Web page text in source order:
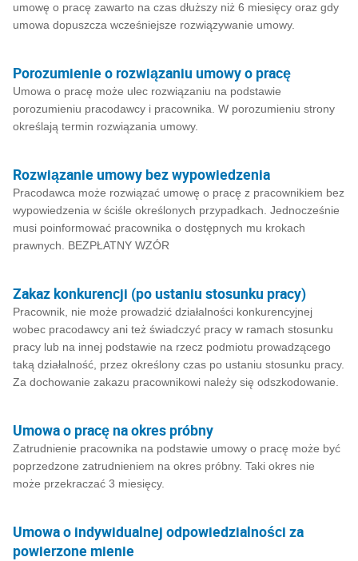
umowę o pracę zawarto na czas dłuższy niż 6 miesięcy oraz gdy
umowa dopuszcza wcześniejsze rozwiązywanie umowy.
Porozumienie o rozwiązaniu umowy o pracę
Umowa o pracę może ulec rozwiązaniu na podstawie
porozumieniu pracodawcy i pracownika. W porozumieniu strony
określają termin rozwiązania umowy.
Rozwiązanie umowy bez wypowiedzenia
Pracodawca może rozwiązać umowę o pracę z pracownikiem bez
wypowiedzenia w ściśle określonych przypadkach. Jednocześnie
musi poinformować pracownika o dostępnych mu krokach
prawnych. BEZPŁATNY WZÓR
Zakaz konkurencji (po ustaniu stosunku pracy)
Pracownik, nie może prowadzić działalności konkurencyjnej
wobec pracodawcy ani też świadczyć pracy w ramach stosunku
pracy lub na innej podstawie na rzecz podmiotu prowadzącego
taką działalność, przez określony czas po ustaniu stosunku pracy.
Za dochowanie zakazu pracownikowi należy się odszkodowanie.
Umowa o pracę na okres próbny
Zatrudnienie pracownika na podstawie umowy o pracę może być
poprzedzone zatrudnieniem na okres próbny. Taki okres nie
może przekraczać 3 miesięcy.
Umowa o indywidualnej odpowiedzialności za
powierzone mienie